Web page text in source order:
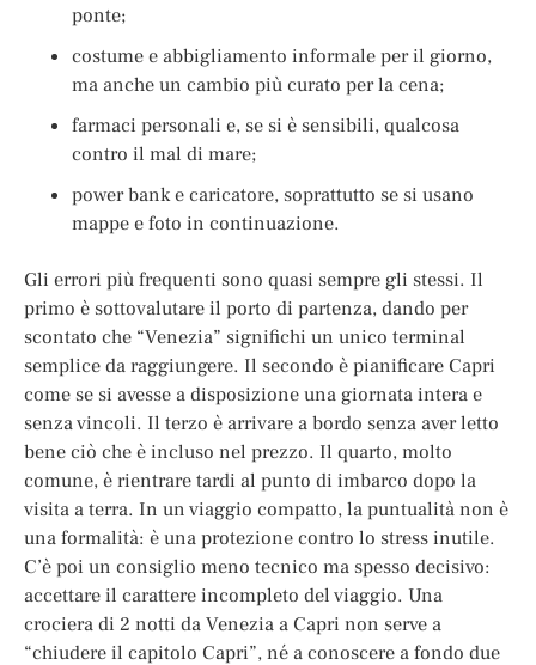
ponte;
costume e abbigliamento informale per il giorno,
ma anche un cambio più curato per la cena;
farmaci personali e, se si è sensibili, qualcosa
contro il mal di mare;
power bank e caricatore, soprattutto se si usano
mappe e foto in continuazione.
Gli errori più frequenti sono quasi sempre gli stessi. Il
primo è sottovalutare il porto di partenza, dando per
scontato che “Venezia” significhi un unico terminal
semplice da raggiungere. Il secondo è pianificare Capri
come se si avesse a disposizione una giornata intera e
senza vincoli. Il terzo è arrivare a bordo senza aver letto
bene ciò che è incluso nel prezzo. Il quarto, molto
comune, è rientrare tardi al punto di imbarco dopo la
visita a terra. In un viaggio compatto, la puntualità non è
una formalità: è una protezione contro lo stress inutile.
C’è poi un consiglio meno tecnico ma spesso decisivo:
accettare il carattere incompleto del viaggio. Una
crociera di 2 notti da Venezia a Capri non serve a
“chiudere il capitolo Capri”, né a conoscere a fondo due